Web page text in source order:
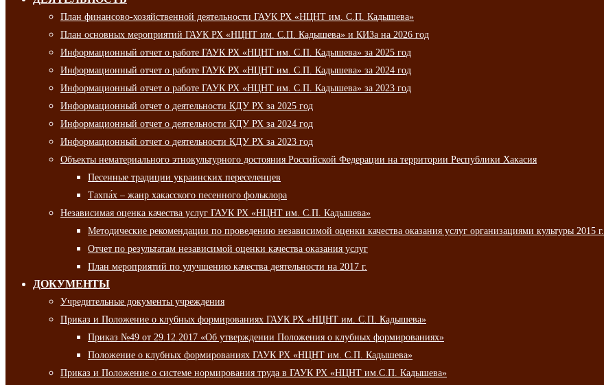
План финансово-хозяйственной деятельности ГАУК РХ «НЦНТ им. С.П. Кадышева»
План основных мероприятий ГАУК РХ «НЦНТ им. С.П. Кадышева» и КИЗа на 2026 год
Информационный отчет о работе ГАУК РХ «НЦНТ им. С.П. Кадышева» за 2025 год
Информационный отчет о работе ГАУК РХ «НЦНТ им. С.П. Кадышева» за 2024 год
Информационный отчет о работе ГАУК РХ «НЦНТ им. С.П. Кадышева» за 2023 год
Информационный отчет о деятельности КДУ РХ за 2025 год
Информационный отчет о деятельности КДУ РХ за 2024 год
Информационный отчет о деятельности КДУ РХ за 2023 год
Объекты нематериального этнокультурного достояния Российской Федерации на территории Республики Хакасия
Песенные традиции украинских переселенцев
Тахпа́х – жанр хакасского песенного фольклора
Независимая оценка качества услуг ГАУК РХ «НЦНТ им. С.П. Кадышева»
Методические рекомендации по проведению независимой оценки качества оказания услуг организациями культуры 2015 г.
Отчет по результатам независимой оценки качества оказания услуг
План мероприятий по улучшению качества деятельности на 2017 г.
ДОКУМЕНТЫ
Учредительные документы учреждения
Приказ и Положение о клубных формированиях ГАУК РХ «НЦНТ им. С.П. Кадышева»
Приказ №49 от 29.12.2017 «Об утверждении Положения о клубных формированиях»
Положение о клубных формированиях ГАУК РХ «НЦНТ им. С.П. Кадышева»
Приказ и Положение о системе нормирования труда в ГАУК РХ «НЦНТ им.С.П. Кадышева»